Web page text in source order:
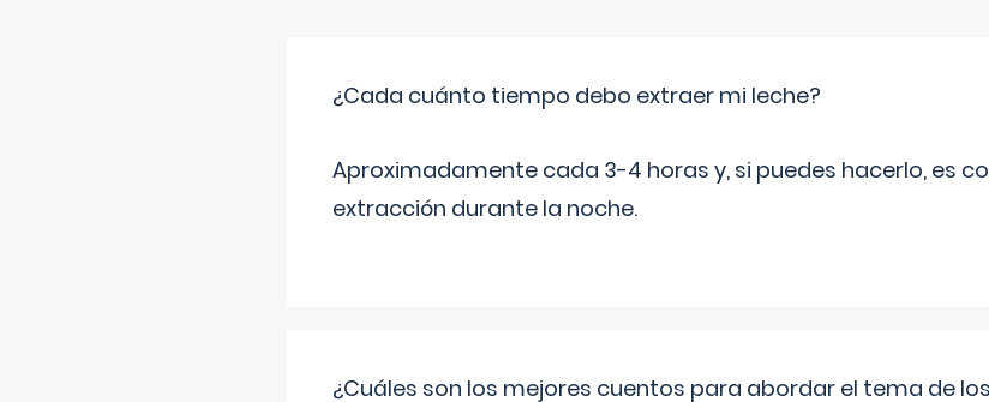
¿Cada cuánto tiempo debo extraer mi leche?
Aproximadamente cada 3-4 horas y, si puedes hacerlo, es
extracción durante la noche.
¿Cuáles son los mejores cuentos para abordar el tema de